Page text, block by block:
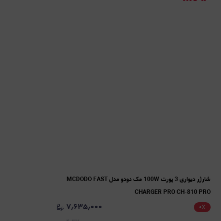
شارژر دیواری 3 پورت 100W مک دودو مدل MCDODO FAST
CHARGER PRO CH-810 PRO
۰٪ ۷٫۶۳۵٫۰۰۰